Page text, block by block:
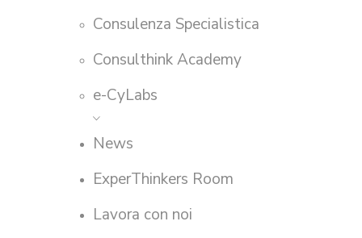
Consulenza Specialistica
Consulthink Academy
e-CyLabs
News
ExperThinkers Room
Lavora con noi